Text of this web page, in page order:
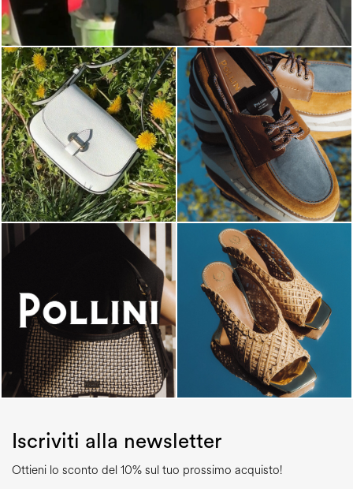
Iscriviti alla newsletter
Ottieni lo sconto del 10% sul tuo prossimo acquisto!